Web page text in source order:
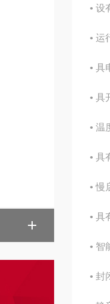
• 设
• 运
• 具
• 具
• 温
• 具
• 慢
• 具
• 智
• 封